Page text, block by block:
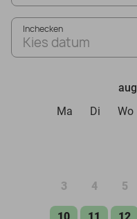
Inchecken
Kies datum
Ma
Di Wo
3 4 5